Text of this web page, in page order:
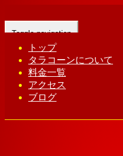
Toggle navigation
トップ
タラコーンについて
料金一覧
アクセス
ブログ
Home -ユキ(…